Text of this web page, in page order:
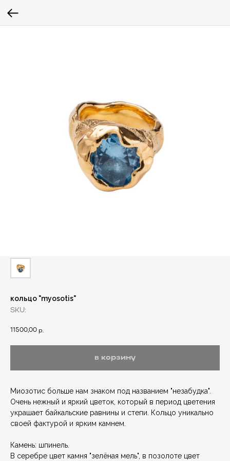
кольцо "myosotis"
SKU:
11500,00 р.
в корзину
Миозотис больше нам знаком под названием "незабудка".
Очень нежный и яркий цветок, который в период цветения
украшает байкальские равнины и степи. Кольцо уникально
своей фактурой и ярким камнем.
Камень: шпинель.
В серебре цвет камня "зелёная мель", в позолоте цвет